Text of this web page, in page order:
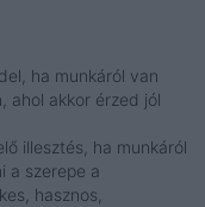
ha munkáról van
ahol akkor érzed jól
illesztés, ha munkáról
a szerepe a
hasznos,